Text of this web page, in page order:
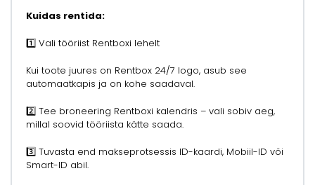
Kuidas rentida:
1️⃣ Vali tööriist Rentboxi lehelt
Kui toote juures on Rentbox 24/7 logo, asub see
automaatkapis ja on kohe saadaval.
2️⃣ Tee broneering Rentboxi kalendris – vali sobiv aeg,
millal soovid tööriista kätte saada.
3️⃣ Tuvasta end makseprotsessis ID-kaardi, Mobiil-ID või
Smart-ID abil.